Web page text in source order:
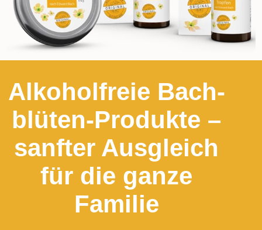
Alkohol­freie Bach­
blüten-Produkte –
sanfter Ausgleich
für die ganze
Familie